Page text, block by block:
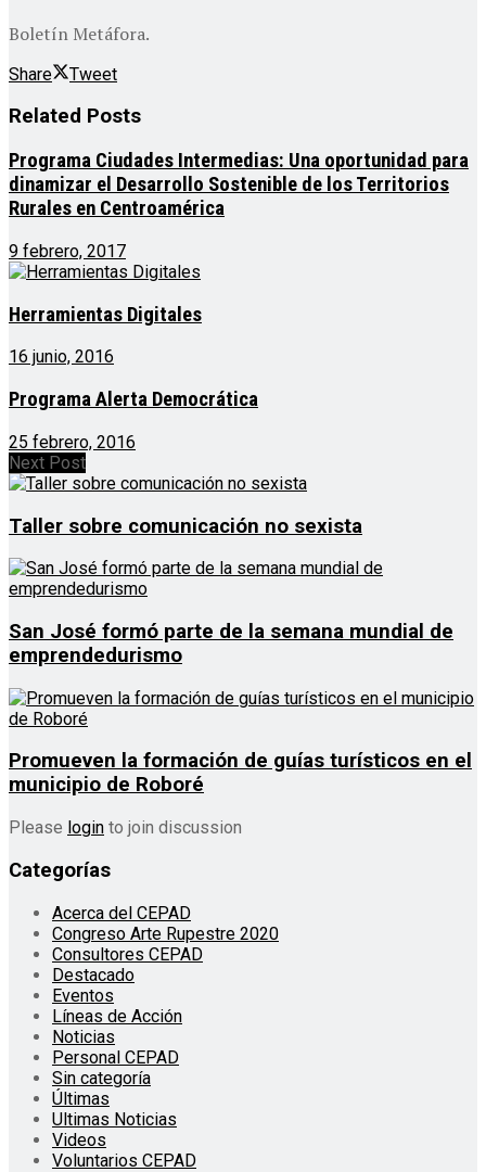
Boletín Metáfora.
Share Tweet
Related Posts
Programa Ciudades Intermedias: Una oportunidad para
dinamizar el Desarrollo Sostenible de los Territorios
Rurales en Centroamérica
9 febrero, 2017
Herramientas Digitales
16 junio, 2016
Programa Alerta Democrática
25 febrero, 2016
Next Post
Taller sobre comunicación no sexista
San José formó parte de la semana mundial de
emprendedurismo
Promueven la formación de guías turísticos en el
municipio de Roboré
Please login to join discussion
Categorías
Acerca del CEPAD
Congreso Arte Rupestre 2020
Consultores CEPAD
Destacado
Eventos
Líneas de Acción
Noticias
Personal CEPAD
Sin categoría
Últimas
Ultimas Noticias
Videos
Voluntarios CEPAD